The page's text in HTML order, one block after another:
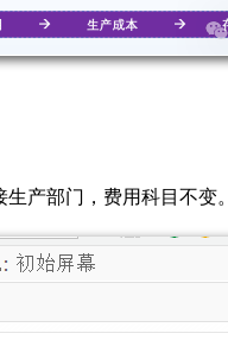
产部门，费用科目不变。